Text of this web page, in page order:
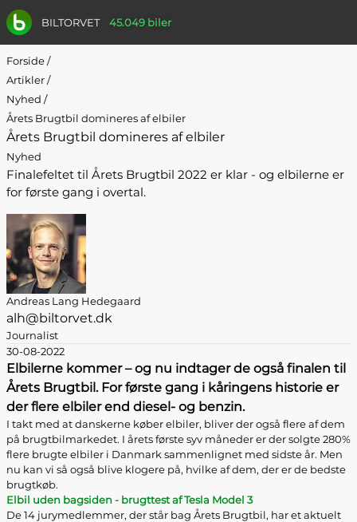
BILTORVET 45.049 biler
Forside/
Artikler/
Nyhed /
Årets Brugtbil domineres af elbiler
Årets Brugtbil domineres af elbiler
Nyhed
Finalefeltet til Årets Brugtbil 2022 er klar - og elbilerne er
for første gang i overtal.
Andreas Lang Hedegaard
alh@biltorvet.dk
Journalist
30-08-2022
Elbilerne kommer – og nu indtager de også finalen til
Årets Brugtbil. For første gang i kåringens historie er
der flere elbiler end diesel- og benzin.
I takt med at danskerne køber elbiler, bliver der også flere af dem
på brugtbilmarkedet. I årets første syv måneder er der solgte 280%
flere brugte elbiler i Danmark sammenlignet med sidste år. Men
nu kan vi så også blive klogere på, hvilke af dem, der er de bedste
brugtkøb.
Elbil uden bagsiden - brugttest af Tesla Model 3
De 14 jurymedlemmer, der står bag Årets Brugtbil, har et aktuelt